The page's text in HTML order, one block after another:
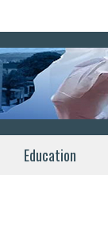
Education